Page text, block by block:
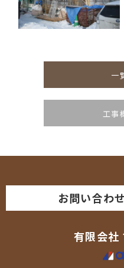
一
工事
お問い合わ
有限会社